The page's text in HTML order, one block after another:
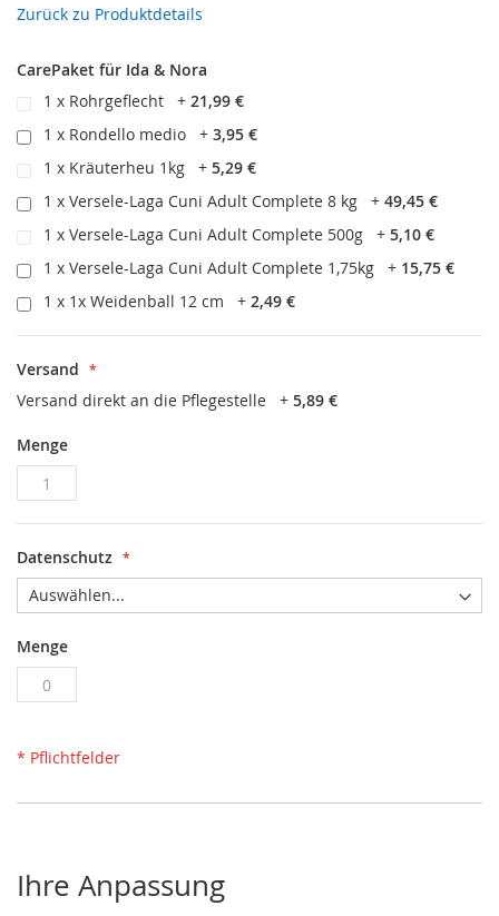
Zurück zu Produktdetails
CarePaket für Ida & Nora
1 x Rohrgeflecht
+ 21,99 €
1 x Rondello medio
+ 3,95 €
1 x Kräuterheu 1kg
+ 5,29 €
1 x Versele-Laga Cuni Adult Complete 8 kg
+ 49,45 €
1 x Versele-Laga Cuni Adult Complete 500g
+ 5,10 €
1 x Versele-Laga Cuni Adult Complete 1,75kg
+ 15,75 €
1 x 1x Weidenball 12 cm
+ 2,49 €
Versand
Versand direkt an die Pflegestelle
+ 5,89 €
Menge
Datenschutz
Menge
* Pflichtfelder
Ihre Anpassung